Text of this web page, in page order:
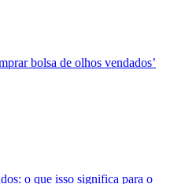
bolsa de olhos vendados’
o que isso significa para o